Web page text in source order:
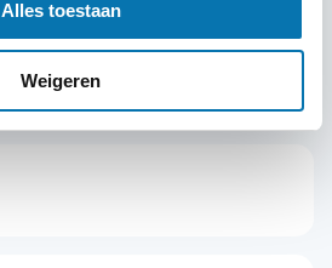
Alles toestaan
Weigeren